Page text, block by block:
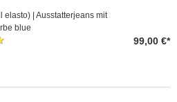
elasto) | Ausstatterjeans mit
blue
99,00 €*